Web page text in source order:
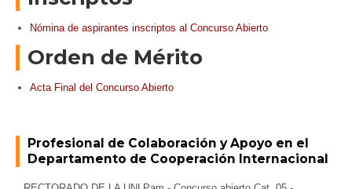
Nómina de aspirantes inscriptos al Concurso Abierto
Orden de Mérito
Acta Final del Concurso Abierto
Profesional de Colaboración y Apoyo en el
Departamento de Cooperación Internacional